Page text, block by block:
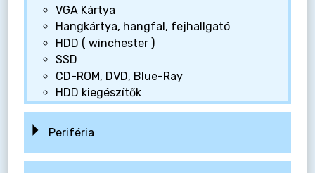
VGA Kártya
Hangkártya, hangfal, fejhallgató
HDD ( winchester )
SSD
CD-ROM, DVD, Blue-Ray
HDD kiegészítők
Periféria